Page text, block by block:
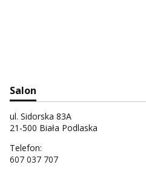
Salon
ul. Sidorska 83A
21-500 Biała Podlaska
Telefon:
607 037 707